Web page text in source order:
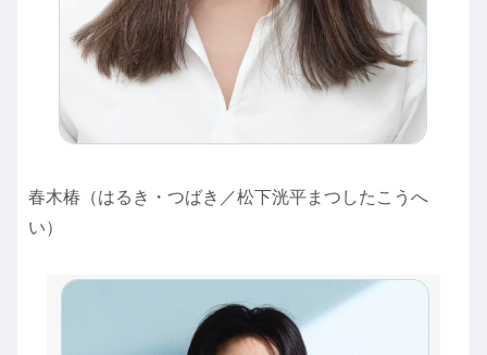
春木椿（はるき・つばき／松下洸平まつしたこうへ
い）